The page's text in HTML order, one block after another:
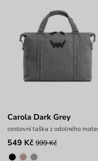
Carola Dark Grey
549 Kč 999 Kč